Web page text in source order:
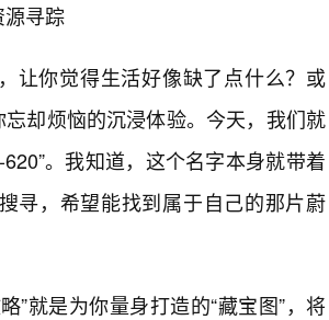
寻踪
让你觉得生活好像缺了点什么？或
却烦恼的沉浸体验。今天，我们就
。我知道，这个名字本身就带着
寻，希望能找到属于自己的那片蔚
”就是为你量身打造的“藏宝图”，将